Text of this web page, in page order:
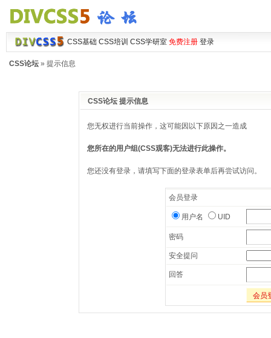
CSS基础 CSS培训 CSS学研室 免费注册 登录
CSS论坛» 提示信息
CSS论坛 提示信息
您无权进行当前操作，这可能因以下原因之一造成
您所在的用户组(CSS观客)无法进行此操作。
您还没有登录，请填写下面的登录表单后再尝试访问。
会员登录
用户名 UID
密码
安全提问
回答
会员